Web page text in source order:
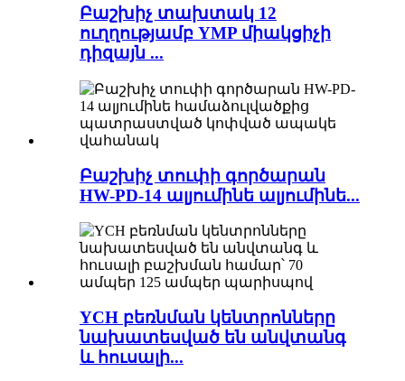
Բաշխիչ տախտակ 12
ուղղությամբ YMP միակցիչի
դիզայն ...
Բաշխիչ տուփի գործարան
HW-PD-14 ալյումինե ալյումինե...
YCH բեռնման կենտրոնները
նախատեսված են անվտանգ
և հուսալի...